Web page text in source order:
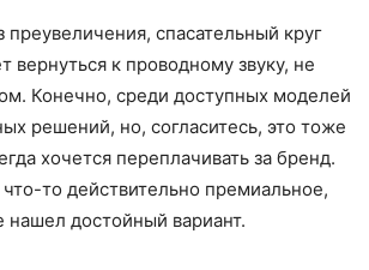
преувеличения, спасательный круг
вернуться к проводному звуку, не
Конечно, среди доступных моделей
решений, но, согласитесь, это тоже
хочется переплачивать за бренд.
то действительно премиальное,
нашел достойный вариант.